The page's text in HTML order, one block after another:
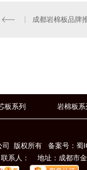
成都岩棉板品牌
板系列 岩棉板系
司 版权所有 备案号： 蜀
系人： 地址：成都市金